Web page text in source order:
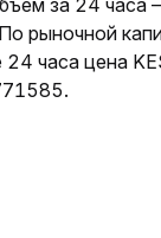
за 24
рыночной
часа цена